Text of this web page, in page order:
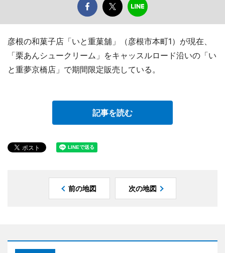
彦根の和菓子店「いと重菓舖」（彦根市本町1）が現在、
「栗あんシュークリーム」をキャッスルロード沿いの「い
と重夢京橋店」で期間限定販売している。
記事を読む
前の地図 次の地図